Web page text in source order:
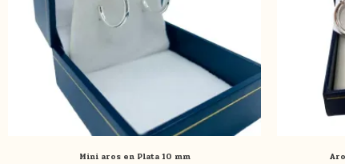
Mini aros en Plata 10 mm